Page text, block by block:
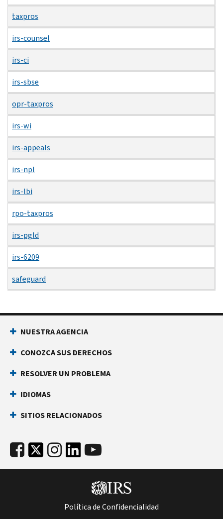
taxpros
irs-counsel
irs-ci
irs-sbse
opr-taxpros
irs-wi
irs-appeals
irs-npl
irs-lbi
rpo-taxpros
irs-pgld
irs-6209
safeguard
NUESTRA AGENCIA
CONOZCA SUS DERECHOS
RESOLVER UN PROBLEMA
IDIOMAS
SITIOS RELACIONADOS
Política de Confidencialidad